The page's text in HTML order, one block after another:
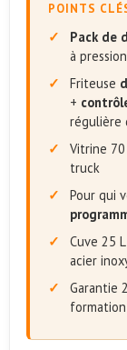
POINTS
Pack de
à
Friteuse
+
régulière
Vitrine
truck
Pour qui
Cuve 25
acier
Garantie